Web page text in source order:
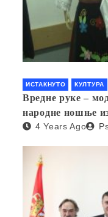
ИСТАКНУТО КУЛТУРА
Вредне руке –
народне ношње
4 Years Ago